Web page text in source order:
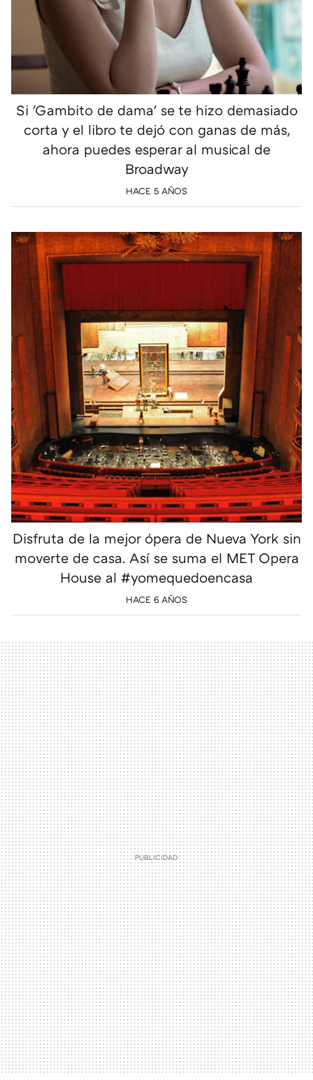
Si 'Gambito de dama' se te hizo demasiado
corta y el libro te dejó con ganas de más,
ahora puedes esperar al musical de
Broadway
HACE 5 AÑOS
Disfruta de la mejor ópera de Nueva York sin
moverte de casa. Así se suma el MET Opera
House al #yomequedoencasa
HACE 6 AÑOS